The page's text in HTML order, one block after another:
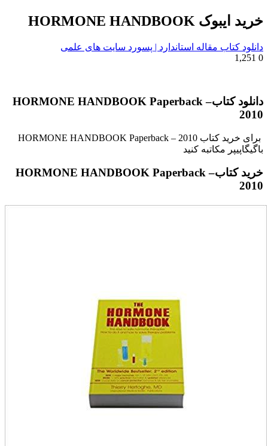
خرید ایبوک HORMONE HANDBOOK
دانلود کتاب مقاله استاندارد | پسورد سایت های علمی
0
دانلود کتابHORMONE HANDBOOK Paperback –
2010
برای خرید کتاب HORMONE HANDBOOK Paperback – 2010
باگیگاپیپر مکاتبه کنید
خرید کتابHORMONE HANDBOOK Paperback –
2010